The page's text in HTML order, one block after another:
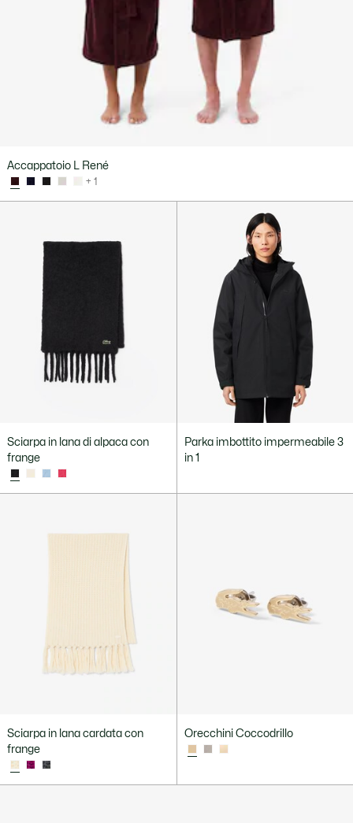
Accappatoio L René
+ 1
Sciarpa in lana di alpaca con
frange
Parka imbottito impermeabile 3
in 1
Sciarpa in lana cardata con
frange
Orecchini Coccodrillo